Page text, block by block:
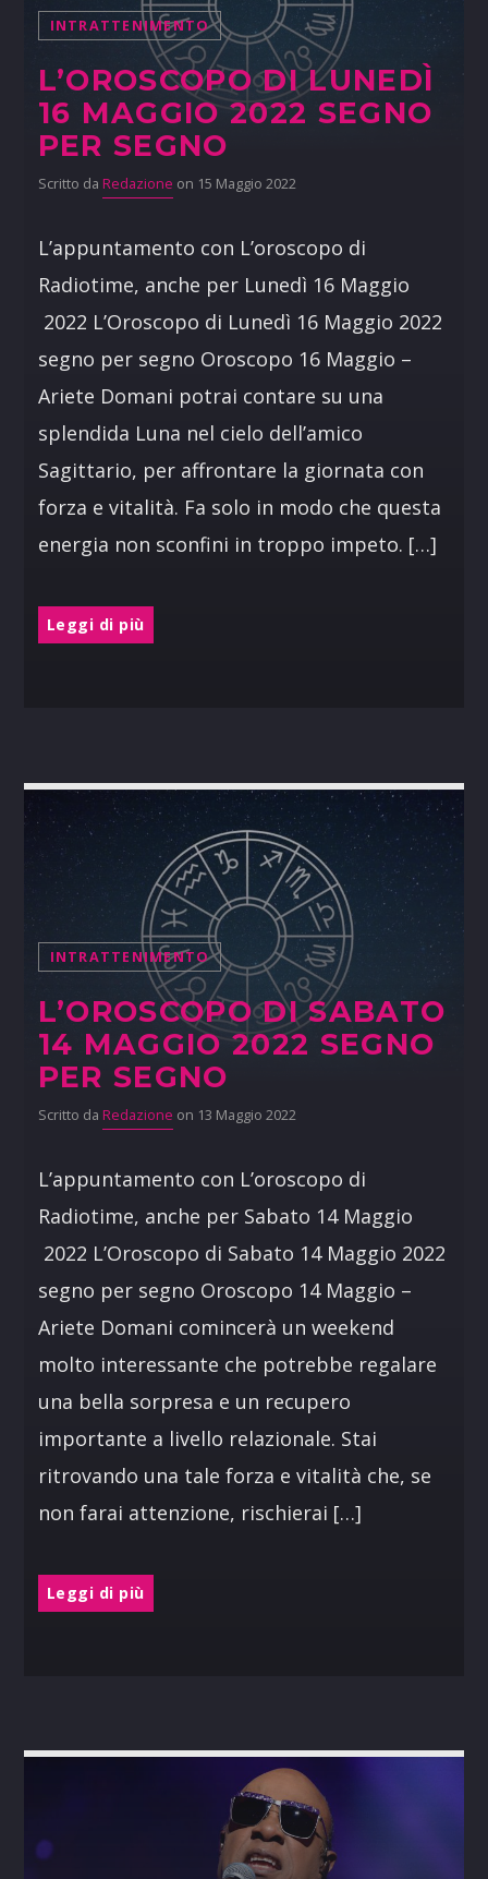
INTRATTENIMENTO
L’OROSCOPO DI LUNEDÌ
16 MAGGIO 2022 SEGNO
PER SEGNO
Scritto da Redazione on 15 Maggio 2022
L’appuntamento con L’oroscopo di
Radiotime, anche per Lunedì 16 Maggio
2022 L’Oroscopo di Lunedì 16 Maggio 2022
segno per segno Oroscopo 16 Maggio –
Ariete Domani potrai contare su una
splendida Luna nel cielo dell’amico
Sagittario, per affrontare la giornata con
forza e vitalità. Fa solo in modo che questa
energia non sconfini in troppo impeto. […]
Leggi di più
INTRATTENIMENTO
L’OROSCOPO DI SABATO
14 MAGGIO 2022 SEGNO
PER SEGNO
Scritto da Redazione on 13 Maggio 2022
L’appuntamento con L’oroscopo di
Radiotime, anche per Sabato 14 Maggio
2022 L’Oroscopo di Sabato 14 Maggio 2022
segno per segno Oroscopo 14 Maggio –
Ariete Domani comincerà un weekend
molto interessante che potrebbe regalare
una bella sorpresa e un recupero
importante a livello relazionale. Stai
ritrovando una tale forza e vitalità che, se
non farai attenzione, rischierai […]
Leggi di più